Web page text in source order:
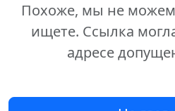
Похоже, мы не
ищете. Ссылка
адресе